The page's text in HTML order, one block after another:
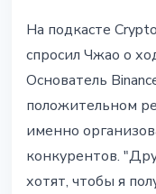
На подкасте
спросил Чжао о
Основатель
положительном
именно
конкурентов.
хотят, чтобы я